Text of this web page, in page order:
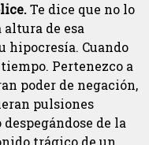
Te dice que no lo
altura de esa
hipocresía. Cuando
Pertenezco a
poder de negación,
pulsiones
de la